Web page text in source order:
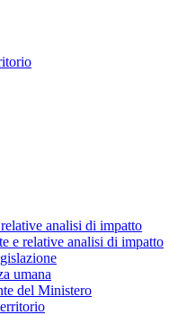
analisi di impatto
e relative analisi di impatto
umana
del Ministero